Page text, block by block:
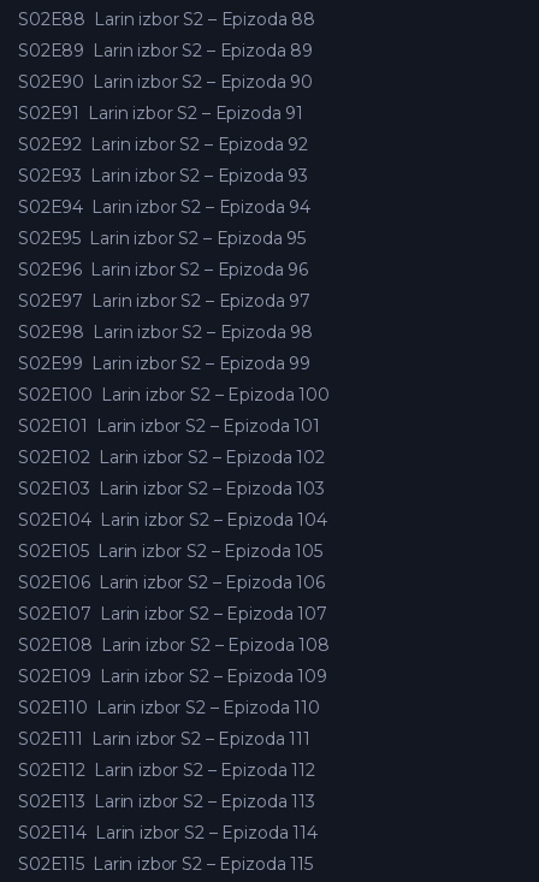
S02E88 Larin izbor S2 – Epizoda 88
S02E89 Larin izbor S2 – Epizoda 89
S02E90 Larin izbor S2 – Epizoda 90
S02E91
Larin izbor S2 – Epizoda 91
S02E92 Larin izbor S2 – Epizoda 92
S02E93 Larin izbor S2 – Epizoda 93
S02E94 Larin izbor S2 – Epizoda 94
S02E95 Larin izbor S2 – Epizoda 95
S02E96 Larin izbor S2 – Epizoda 96
S02E97 Larin izbor S2 – Epizoda 97
S02E98 Larin izbor S2 – Epizoda 98
S02E99 Larin izbor S2 – Epizoda 99
S02E100 Larin izbor S2 – Epizoda 100
S02E101
Larin izbor S2 – Epizoda 101
S02E102 Larin izbor S2 – Epizoda 102
S02E103 Larin izbor S2 – Epizoda 103
S02E104 Larin izbor S2 – Epizoda 104
S02E105 Larin izbor S2 – Epizoda 105
S02E106 Larin izbor S2 – Epizoda 106
S02E107 Larin izbor S2 – Epizoda 107
S02E108 Larin izbor S2 – Epizoda 108
S02E109 Larin izbor S2 – Epizoda 109
S02E110 Larin izbor S2 – Epizoda 110
S02E111
Larin izbor S2 – Epizoda 111
S02E112 Larin izbor S2 – Epizoda 112
S02E113 Larin izbor S2 – Epizoda 113
S02E114 Larin izbor S2 – Epizoda 114
S02E115 Larin izbor S2 – Epizoda 115